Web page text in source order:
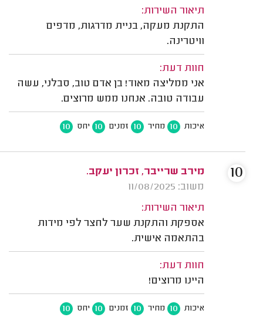
תיאור השירות:
התקנת מעקה, בניית מדרגות, מדפים
וויטרינה.
חוות דעת:
אני ממליצה מאוד! בן אדם טוב, סבלני, עשה
עבודה טובה. אנחנו ממש מרוצים.
איכות 10 מחיר 10 זמנים 10 יחס 10
מירב שרייבר, זכרון יעקב.
משוב: 11/08/2025
תיאור השירות:
אספקת והתקנת שער לחצר לפי מידות
בהתאמה אישית.
חוות דעת:
היינו מרוצים!
איכות 10 מחיר 10 זמנים 10 יחס 10
10